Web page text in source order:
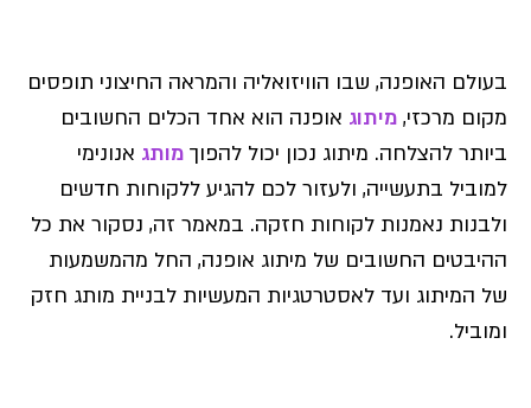
בעולם האופנה, שבו הוויזואליה והמראה החיצוני תופסים
מקום מרכזי, מיתוג אופנה הוא אחד הכלים החשובים
ביותר להצלחה. מיתוג נכון יכול להפוך מותג אנונימי
למוביל בתעשייה, ולעזור לכם להגיע ללקוחות חדשים
ולבנות נאמנות לקוחות חזקה. במאמר זה, נסקור את כל
ההיבטים החשובים של מיתוג אופנה, החל מהמשמעות
של המיתוג ועד לאסטרטגיות המעשיות לבניית מותג חזק
ומוביל.